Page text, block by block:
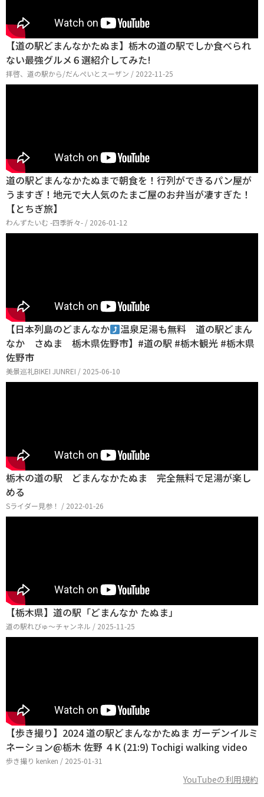
【道の駅どまんなかたぬま】栃木の道の駅でしか食べられ
ない最強グルメ６選紹介してみた!
拝啓、道の駅から/だんぺいとスーザン / 2022-11-25
道の駅どまんなかたぬまで朝食を！行列ができるパン屋が
うますぎ！地元で大人気のたまご屋のお弁当が凄すぎた！
【とちぎ旅】
わんずたいむ -四季折々- / 2026-01-12
【日本列島のどまんなか
温泉足湯も無料 道の駅どまん
なか さぬま 栃木県佐野市】#道の駅 #栃木観光 #栃木県
佐野市
美景巡礼BIKEI JUNREI / 2025-06-10
栃木の道の駅 どまんなかたぬま 完全無料で足湯が楽し
める
Sライダー見参！ / 2022-01-26
【栃木県】道の駅「どまんなか たぬま」
道の駅れびゅ〜チャンネル / 2025-11-25
【歩き撮り】2024 道の駅どまんなかたぬま ガーデンイルミ
ネーション@栃木 佐野 ４K (21:9) Tochigi walking video
歩き撮り kenken / 2025-01-31
YouTubeの利用規約